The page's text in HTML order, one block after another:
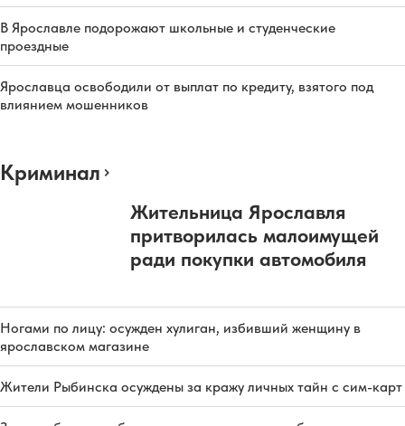
В Ярославле подорожают школьные и студенческие
проездные
Ярославца освободили от выплат по кредиту, взятого под
влиянием мошенников
Криминал
Жительница Ярославля
притворилась малоимущей
ради покупки автомобиля
Ногами по лицу: осужден хулиган, избивший женщину в
ярославском магазине
Жители Рыбинска осуждены за кражу личных тайн с сим-карт